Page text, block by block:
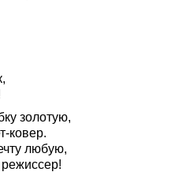
золотую,
ковер.
любую,